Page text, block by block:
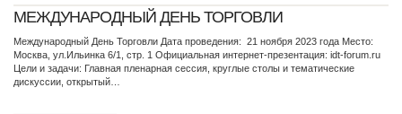
МЕЖДУНАРОДНЫЙ ДЕНЬ ТОРГОВЛИ
Международный День Торговли Дата проведения: 21 ноября 2023 года Место:
Москва, ул.Ильинка 6/1, стр. 1 Официальная интернет-презентация: idt-forum.ru
Цели и задачи: Главная пленарная сессия, круглые столы и тематические
дискуссии, открытый…